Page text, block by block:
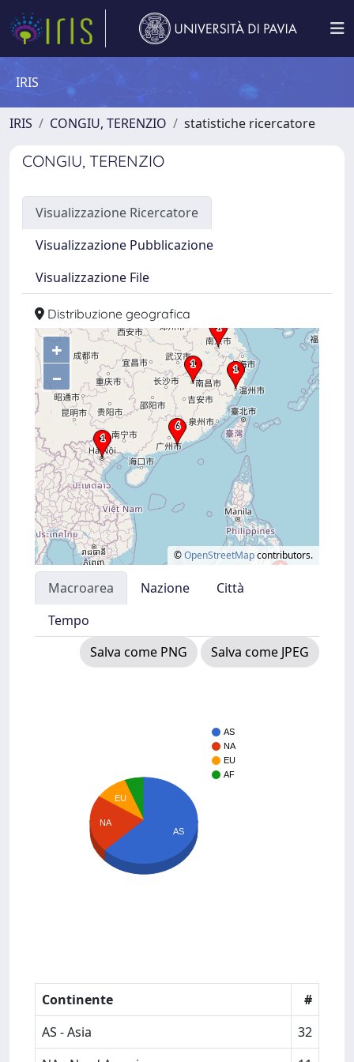
IRIS
IRIS CONGIU, TERENZIO statistiche ricercatore
CONGIU, TERENZIO
Visualizzazione Ricercatore
Visualizzazione Pubblicazione
Visualizzazione File
Distribuzione geografica
+
–
©OpenStreetMapcontributors.
Macroarea Nazione
Città
Tempo
Salva come PNG
Salva come JPEG
AS
NA
EU
AF
EU
NA
AS
Continente
#
AS - Asia
32